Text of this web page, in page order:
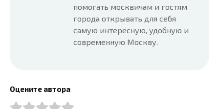
помогать москвичам и гостям
города открывать для себя
самую интересную, удобную и
современную Москву.
Оцените автора